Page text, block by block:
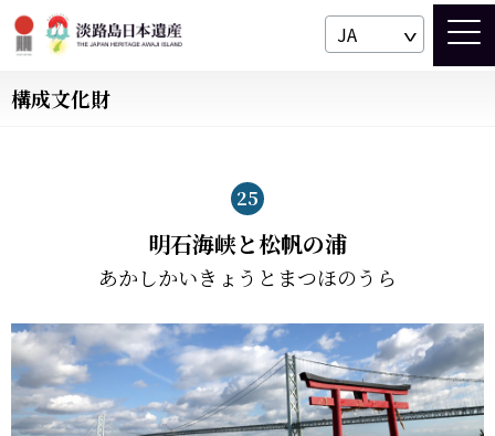
JA
構成文化財
25
明石海峡と松帆の浦
あかしかいきょうとまつほのうら